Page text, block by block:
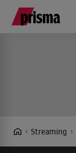
Streaming